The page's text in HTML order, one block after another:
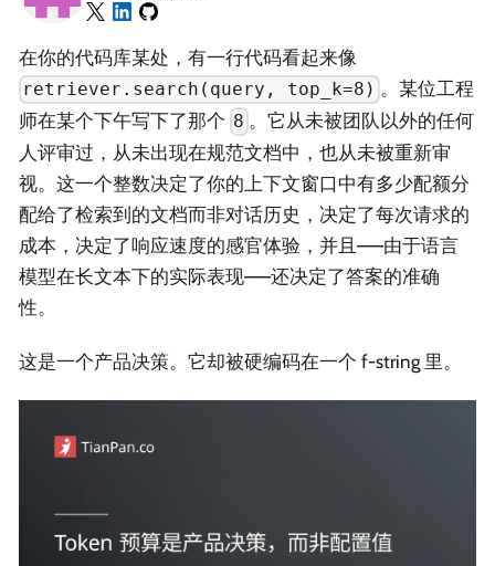
在你的代码库某处，有一行代码看起来像
retriever.search(query, top_k=8) 。某位工程
师在某个下午写下了那个 8 。它从未被团队以外的任何
人评审过，从未出现在规范文档中，也从未被重新审
视。这一个整数决定了你的上下文窗口中有多少配额分
配给了检索到的文档而非对话历史，决定了每次请求的
成本，决定了响应速度的感官体验，并且——由于语言
模型在长文本下的实际表现——还决定了答案的准确
性。
这是一个产品决策。它却被硬编码在一个 f-string 里。